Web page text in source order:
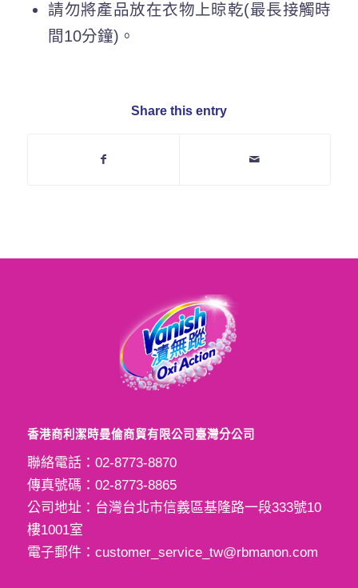
請勿將產品放在衣物上晾乾(最長接觸時
間10分鐘)。
Share this entry
香港商利潔時曼倫商貿有限公司臺灣分公司
聯絡電話： 02-8773-8870
傳真號碼： 02-8773-8865
公司地址：台灣台北市信義區基隆路一段333號10
樓1001室
電子郵件： customer_service_tw@rbmanon.com